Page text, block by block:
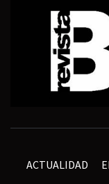
ACTUALIDAD